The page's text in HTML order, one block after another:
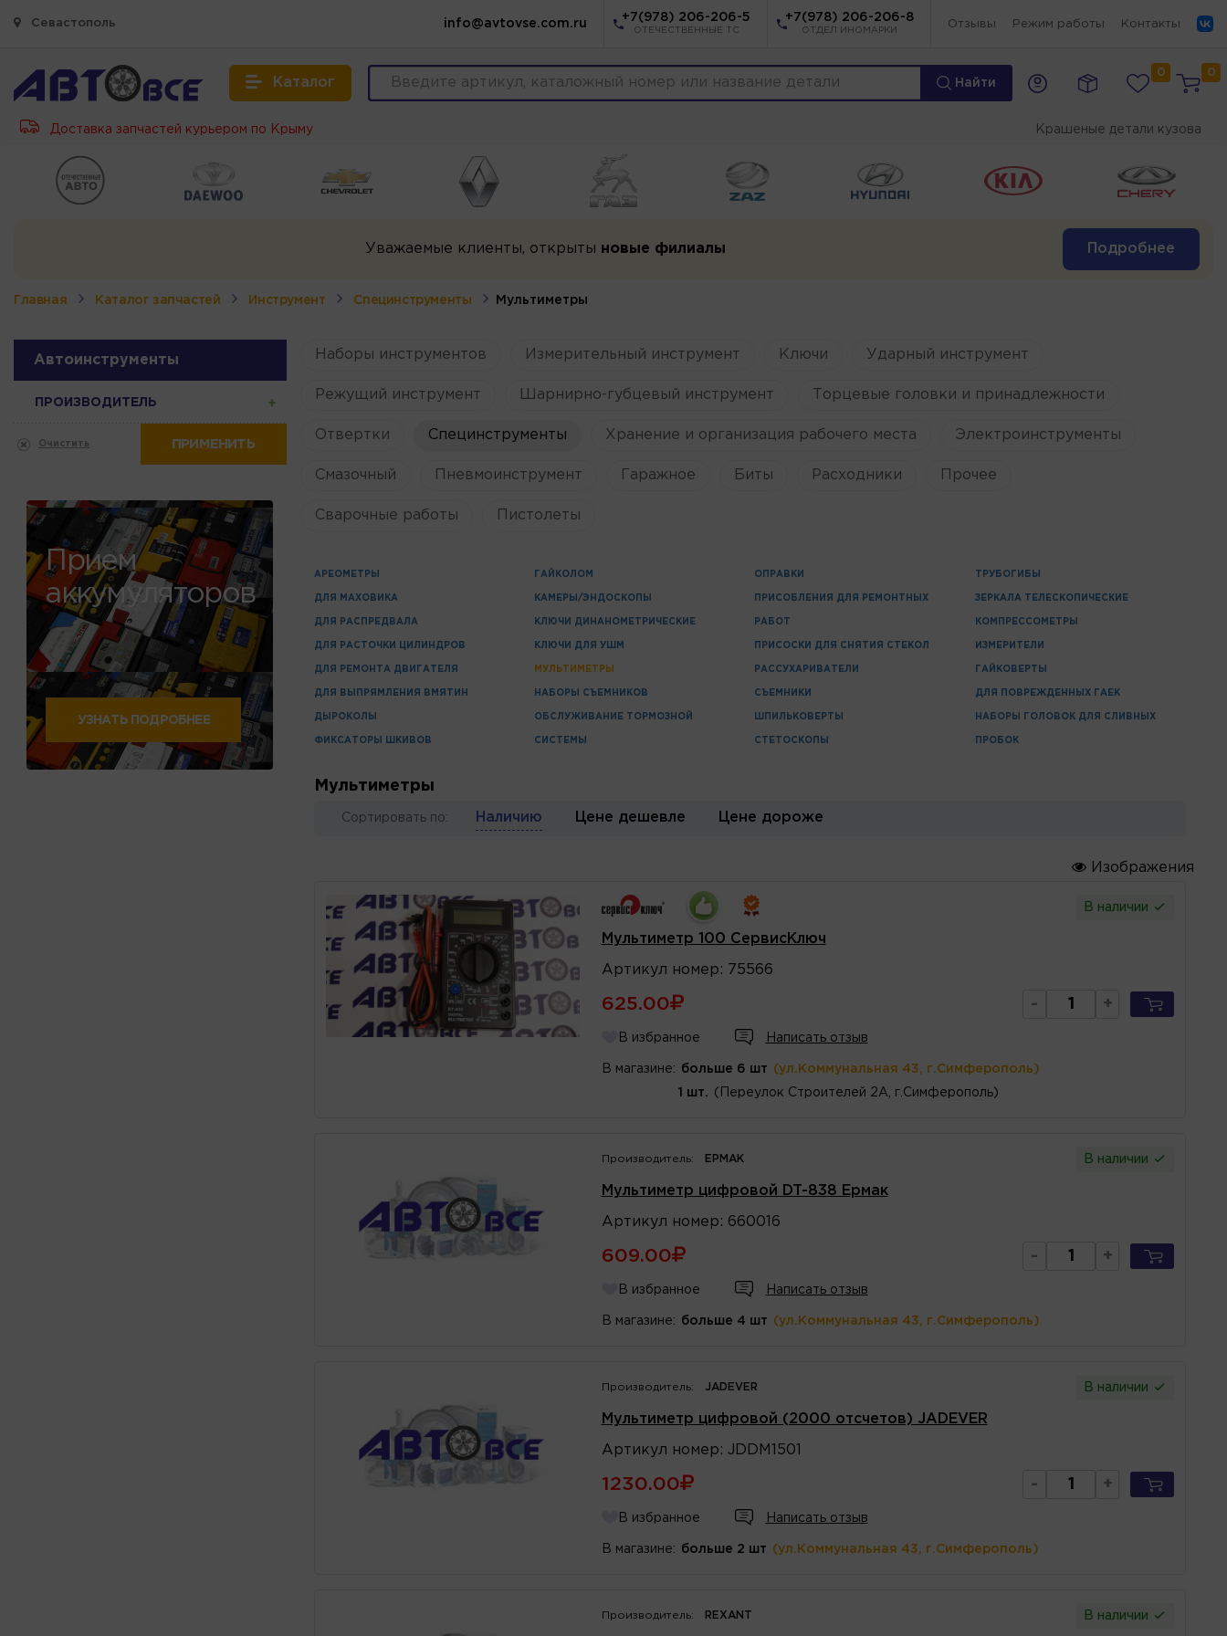
Севастополь info@avtovse.com.ru
+7(978) 206-206-5
ОТЕЧЕСТВЕННЫЕ ТС
+7(978) 206-206-8
ОТДЕЛ ИНОМАРКИ
Отзывы Режим работы Контакты
Каталог Найти
0 0
Доставка запчастей курьером по Крыму Крашеные детали кузова
Уважаемые клиенты, открыты новые филиалы Подробнее
Главная Каталог запчастей Инструмент Специнструменты Мультиметры
Автоинструменты
ПРОИЗВОДИТЕЛЬ
Очистить ПРИМЕНИТЬ
Прием
аккумуляторов
УЗНАТЬ ПОДРОБНЕЕ
Наборы инструментов Измерительный инструмент Ключи Ударный инструмент
Режущий инструмент Шарнирно-губцевый инструмент Торцевые головки и принадлежности
Отвертки Специнструменты Хранение и организация рабочего места Электроинструменты
Смазочный Пневмоинструмент Гаражное Биты Расходники Прочее
Сварочные работы Пистолеты
АРЕОМЕТРЫ
ДЛЯ МАХОВИКА
ДЛЯ РАСПРЕДВАЛА
ДЛЯ РАСТОЧКИ ЦИЛИНДРОВ
ДЛЯ РЕМОНТА ДВИГАТЕЛЯ
ДЛЯ ВЫПРЯМЛЕНИЯ ВМЯТИН
ДЫРОКОЛЫ
ФИКСАТОРЫ ШКИВОВ
ГАЙКОЛОМ
КАМЕРЫ/ЭНДОСКОПЫ
КЛЮЧИ ДИНАНОМЕТРИЧЕСКИЕ
КЛЮЧИ ДЛЯ УШМ
МУЛЬТИМЕТРЫ
НАБОРЫ СЪЕМНИКОВ
ОБСЛУЖИВАНИЕ ТОРМОЗНОЙ
СИСТЕМЫ
ОПРАВКИ
ПРИСОБЛЕНИЯ ДЛЯ РЕМОНТНЫХ
РАБОТ
ПРИСОСКИ ДЛЯ СНЯТИЯ СТЕКОЛ
РАССУХАРИВАТЕЛИ
СЪЕМНИКИ
ШПИЛЬКОВЕРТЫ
СТЕТОСКОПЫ
ТРУБОГИБЫ
ЗЕРКАЛА ТЕЛЕСКОПИЧЕСКИЕ
КОМПРЕССОМЕТРЫ
ИЗМЕРИТЕЛИ
ГАЙКОВЕРТЫ
ДЛЯ ПОВРЕЖДЕННЫХ ГАЕК
НАБОРЫ ГОЛОВОК ДЛЯ СЛИВНЫХ
ПРОБОК
Мультиметры
Сортировать по: Наличию Цене дешевле Цене дороже
Изображения
В наличии
Мультиметр 100 СервисКлюч
Артикул номер : 75566
625.00 - +
В избранное Написать отзыв
В магазине: больше 6 шт (ул.Коммунальная 43, г.Симферополь)
1 шт. (Переулок Строителей 2А, г.Симферополь)
Производитель: ЕРМАК В наличии
Мультиметр цифровой DT-838 Ермак
Артикул номер : 660016
609.00 - +
В избранное Написать отзыв
В магазине: больше 4 шт (ул.Коммунальная 43, г.Симферополь)
Производитель: JADEVER В наличии
Мультиметр цифровой (2000 отсчетов) JADEVER
Артикул номер : JDDM1501
1230.00 - +
В избранное Написать отзыв
В магазине: больше 2 шт (ул.Коммунальная 43, г.Симферополь)
Производитель: REXANT В наличии